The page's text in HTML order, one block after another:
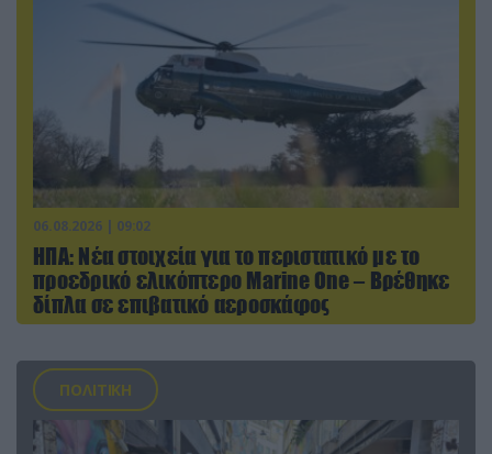
06.08.2026 | 09:02
ΗΠΑ: Nέα στοιχεία για το περιστατικό με το
προεδρικό ελικόπτερο Marine One – Βρέθηκε
δίπλα σε επιβατικό αεροσκάφος
ΠΟΛΙΤΙΚΗ